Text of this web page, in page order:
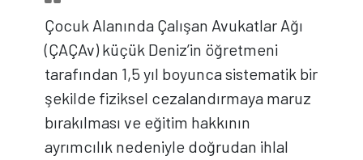
Çocuk Alanında Çalışan Avukatlar Ağı
(ÇAÇAv) küçük Deniz’in öğretmeni
tarafından 1,5 yıl boyunca sistematik bir
şekilde fiziksel cezalandırmaya maruz
bırakılması ve eğitim hakkının
ayrımcılık nedeniyle doğrudan ihlal